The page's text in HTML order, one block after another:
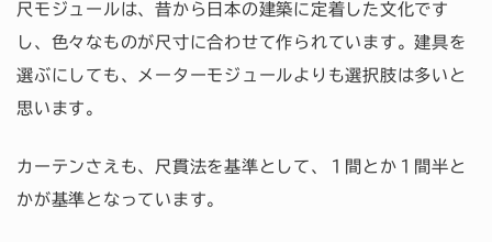
尺モジュールは、昔から日本の建築に定着した文化です
し、色々なものが尺寸に合わせて作られています。建具を
選ぶにしても、メーターモジュールよりも選択肢は多いと
思います。
カーテンさえも、尺貫法を基準として、１間とか１間半と
かが基準となっています。